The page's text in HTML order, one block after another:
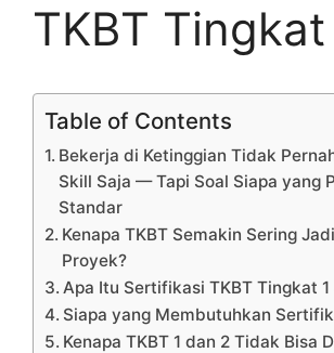
TKBT Tingkat
Table of Contents
Bekerja di Ketinggian Tidak
Skill Saja — Tapi Soal Siapa yang
Standar
Kenapa TKBT Semakin Sering
Proyek?
Apa Itu Sertifikasi TKBT Tingkat 1
Siapa yang Membutuhkan
Kenapa TKBT 1 dan 2 Tidak Bisa